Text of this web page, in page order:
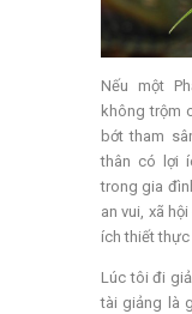
Nếu một
không trộm
bớt tham
thân có lợi
trong gia
an vui, xã
ích thiết
Lúc tôi đi
tài giảng là